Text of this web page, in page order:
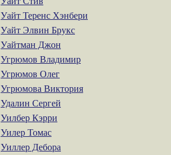
Уайт Теренс Хэнбери
Уайт Элвин Брукс
Уайтман Джон
Угрюмов Владимир
Угрюмов Олег
Угрюмова Виктория
Удалин Сергей
Уилбер Кэрри
Уилер Томас
Уиллер Дебора